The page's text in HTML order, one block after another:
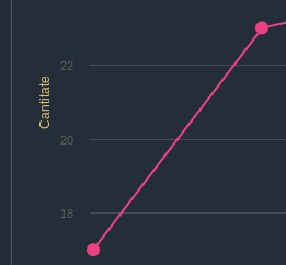
Cantitate
18
20
22